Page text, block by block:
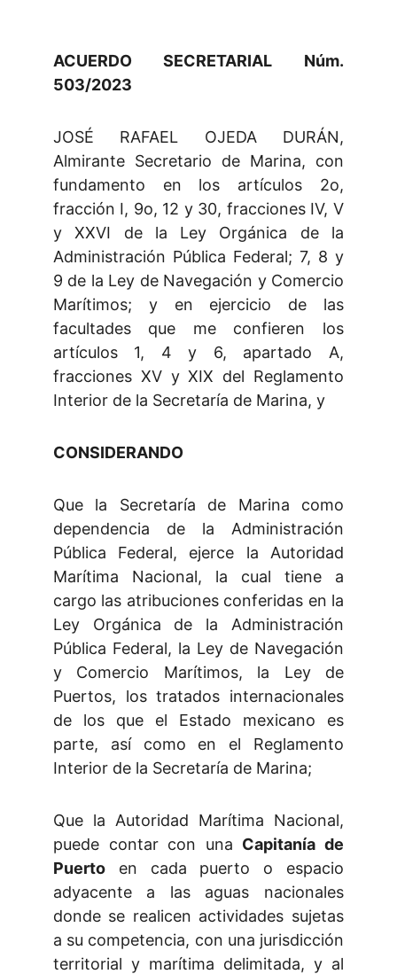
ACUERDO SECRETARIAL Núm.
503/2023
JOSÉ RAFAEL OJEDA DURÁN,
Almirante Secretario de Marina, con
fundamento en los artículos 2o,
fracción I, 9o, 12 y 30, fracciones IV, V
y XXVI de la Ley Orgánica de la
Administración Pública Federal; 7, 8 y
9 de la Ley de Navegación y Comercio
Marítimos; y en ejercicio de las
facultades que me confieren los
artículos 1, 4 y 6, apartado A,
fracciones XV y XIX del Reglamento
Interior de la Secretaría de Marina, y
CONSIDERANDO
Que la Secretaría de Marina como
dependencia de la Administración
Pública Federal, ejerce la Autoridad
Marítima Nacional, la cual tiene a
cargo las atribuciones conferidas en la
Ley Orgánica de la Administración
Pública Federal, la Ley de Navegación
y Comercio Marítimos, la Ley de
Puertos, los tratados internacionales
de los que el Estado mexicano es
parte, así como en el Reglamento
Interior de la Secretaría de Marina;
Que la Autoridad Marítima Nacional,
puede contar con una Capitanía de
Puerto en cada puerto o espacio
adyacente a las aguas nacionales
donde se realicen actividades sujetas
a su competencia, con una jurisdicción
territorial y marítima delimitada, y al